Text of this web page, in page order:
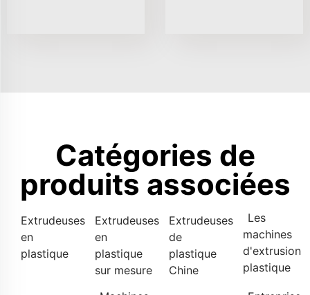
Catégories de
produits associées
Extrudeuses
en
plastique
Extrudeuses
en
plastique
sur mesure
Extrudeuses
de
plastique
Chine
Les
machines
d'extrusion
plastique